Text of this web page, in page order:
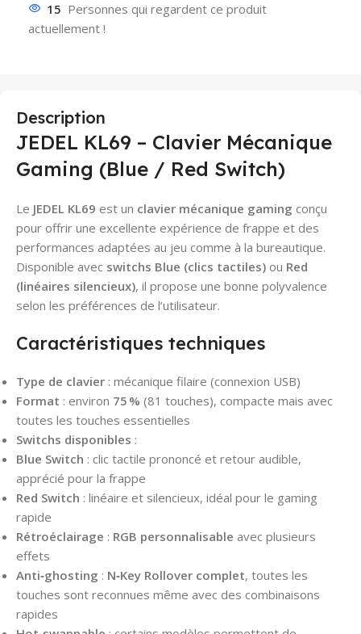
15 Personnes qui regardent ce produit
actuellement !
Description
JEDEL KL69 – Clavier Mécanique
Gaming (Blue / Red Switch)
Le JEDEL KL69 est un clavier mécanique gaming conçu
pour offrir une excellente expérience de frappe et des
performances adaptées au jeu comme à la bureautique.
Disponible avec switchs Blue (clics tactiles) ou Red
(linéaires silencieux), il propose une bonne polyvalence
selon les préférences de l’utilisateur.
Caractéristiques techniques
Type de clavier : mécanique filaire (connexion USB)
Format : environ 75 % (81 touches), compacte mais avec
toutes les touches essentielles
Switchs disponibles :
Blue Switch : clic tactile prononcé et retour audible,
apprécié pour la frappe
Red Switch : linéaire et silencieux, idéal pour le gaming
rapide
Rétroéclairage : RGB personnalisable avec plusieurs
effets
Anti‑ghosting : N‑Key Rollover complet, toutes les
touches sont reconnues même avec des combinaisons
rapides